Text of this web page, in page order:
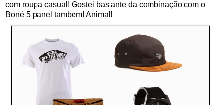
com roupa casual! Gostei bastante da combinação com o
Boné 5 panel também! Animal!